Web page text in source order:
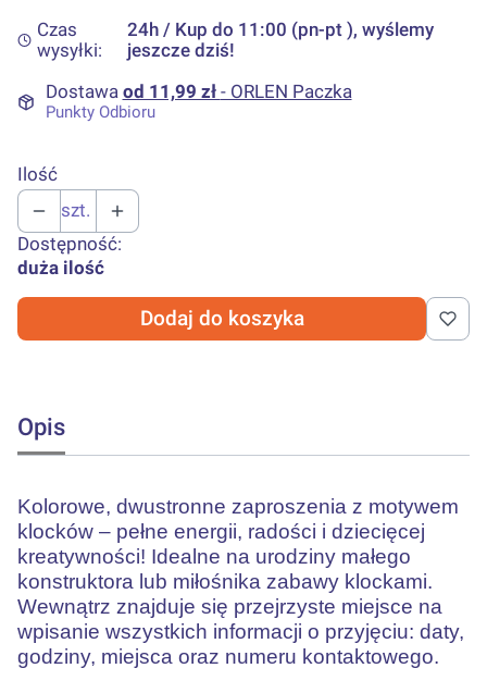
Czas
wysyłki:
24h / Kup do 11:00 (pn-pt ), wyślemy
jeszcze dziś!
Dostawa od 11,99 zł - ORLEN Paczka
Punkty Odbioru
Ilość
szt.
Dostępność:
duża ilość
Dodaj do koszyka
Opis
Kolorowe, dwustronne zaproszenia z motywem
klocków – pełne energii, radości i dziecięcej
kreatywności! Idealne na urodziny małego
konstruktora lub miłośnika zabawy klockami.
Wewnątrz znajduje się przejrzyste miejsce na
wpisanie wszystkich informacji o przyjęciu: daty,
godziny, miejsca oraz numeru kontaktowego.